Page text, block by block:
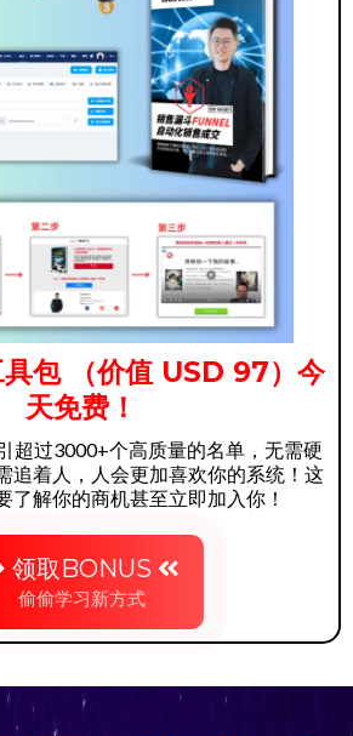
具包 （价值 USD 97）今
天免费！
超过3000+个高质量的名单，无需硬
追着人，人会更加喜欢你的系统！这
了解你的商机甚至立即加入你！
领取BONUS
偷偷学习新方式